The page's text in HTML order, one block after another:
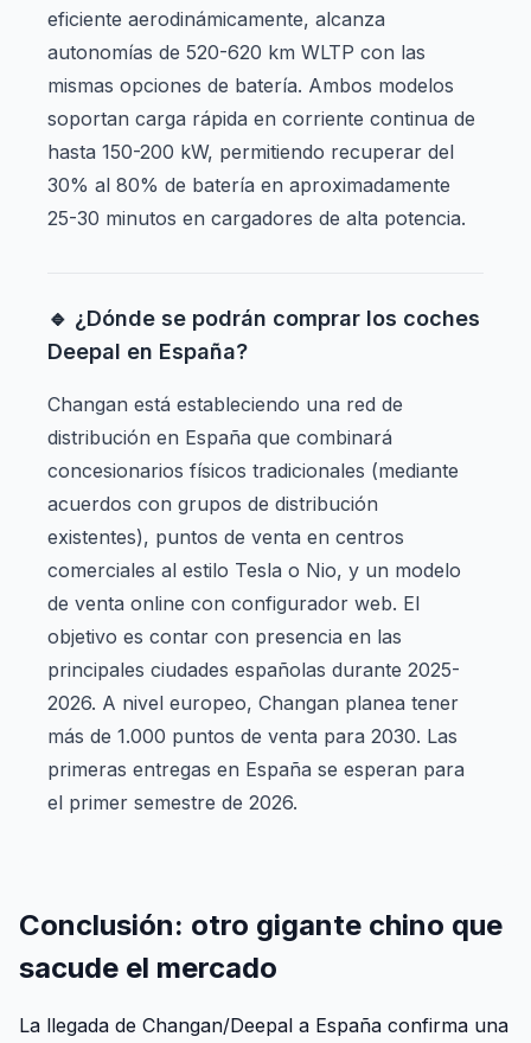
eficiente aerodinámicamente, alcanza
autonomías de 520-620 km WLTP con las
mismas opciones de batería. Ambos modelos
soportan carga rápida en corriente continua de
hasta 150-200 kW, permitiendo recuperar del
30% al 80% de batería en aproximadamente
25-30 minutos en cargadores de alta potencia.
🔹 ¿Dónde se podrán comprar los coches
Deepal en España?
Changan está estableciendo una red de
distribución en España que combinará
concesionarios físicos tradicionales (mediante
acuerdos con grupos de distribución
existentes), puntos de venta en centros
comerciales al estilo Tesla o Nio, y un modelo
de venta online con configurador web. El
objetivo es contar con presencia en las
principales ciudades españolas durante 2025-
2026. A nivel europeo, Changan planea tener
más de 1.000 puntos de venta para 2030. Las
primeras entregas en España se esperan para
el primer semestre de 2026.
Conclusión: otro gigante chino que
sacude el mercado
La llegada de Changan/Deepal a España confirma una